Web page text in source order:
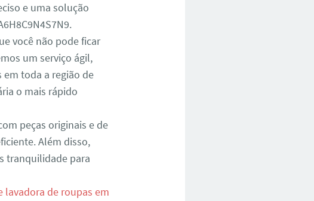
e uma solução
você não pode ficar
um serviço ágil,
toda a região de
o mais rápido
peças originais e de
Além disso,
tranquilidade para
lavadora de roupas em